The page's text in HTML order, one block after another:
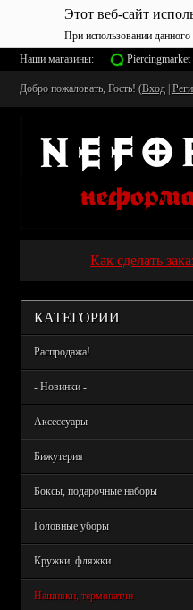
Этот веб-сайт
При использовании данного
Наши магазины:
Добро пожаловать, Гость! (Вход
Как сделать
КАТЕГОРИИ
Распродажа!
- Новинки -
Аксессуары
Бижутерия
Боксы, подарочные наборы
Головные уборы
Кружки, фляжки
Нашивки, термопатчи